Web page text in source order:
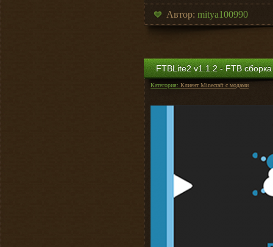
Автор: mitya100990
FTBLite2 v1.1.2 - FTB
Категория: Клиент Minecraft с модами